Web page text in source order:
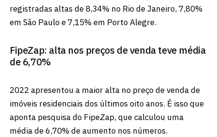
registradas altas de 8,34% no Rio de Janeiro, 7,80%
em São Paulo e 7,15% em Porto Alegre.
FipeZap: alta nos preços de venda teve média
de 6,70%
2022 apresentou a maior alta no preço de venda de
imóveis residenciais dos últimos oito anos. É isso que
aponta pesquisa do FipeZap, que calculou uma
média de 6,70% de aumento nos números.